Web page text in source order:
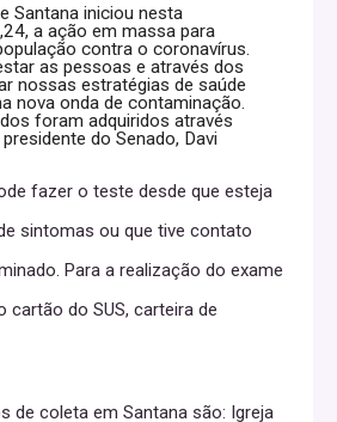
Santana iniciou nesta
a ação em massa para
contra o coronavírus.
as pessoas e através dos
nossas estratégias de saúde
nova onda de contaminação.
foram adquiridos através
do Senado, Davi
fazer o teste desde que esteja
sintomas ou que tive contato
Para a realização do exame
cartão do SUS, carteira de
de coleta em Santana são: Igreja